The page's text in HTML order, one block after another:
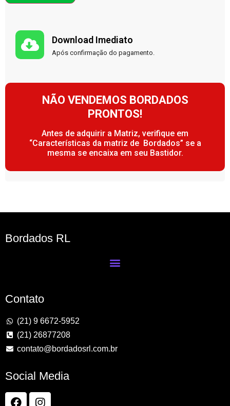
Download Imediato
Após confirmação do pagamento.
NÃO VENDEMOS BORDADOS
PRONTOS!
Antes de adquirir a Matriz, verifique em
“Características da matriz de Bordados” se a
mesma se encaixa em seu Bastidor.
Bordados RL
Contato
(21) 9 6672-5952
(21) 26877208
contato@bordadosrl.com.br
Social Media